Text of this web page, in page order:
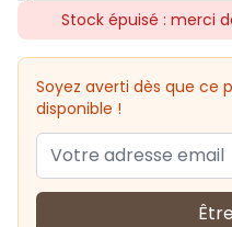
Stock épuisé : merci
Soyez averti dès que ce
disponible !